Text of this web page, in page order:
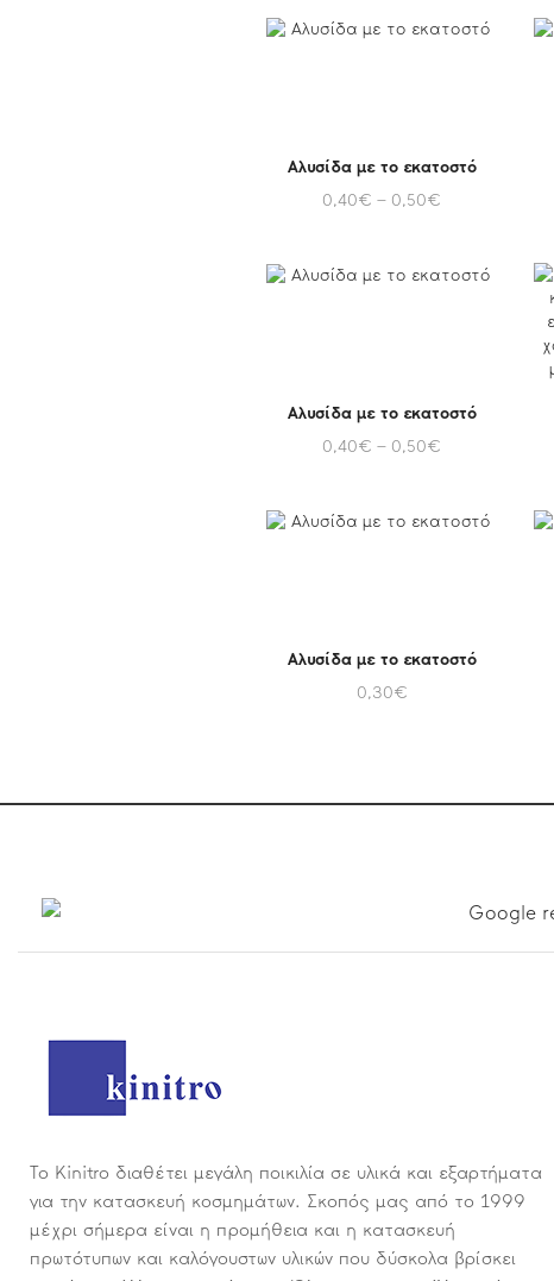
Αλυσίδα με το εκατοστό
0,40€ – 0,50€
Αλυσίδα με το εκατοστό
0,40€ – 0,50€
Αλυσίδα με το εκατοστό
0,30€
Το Kinitro διαθέτει μεγάλη ποικιλία σε υλικά και εξαρτήματα
για την κατασκευή κοσμημάτων. Σκοπός μας από το 1999
μέχρι σήμερα είναι η προμήθεια και η κατασκευή
πρωτότυπων και καλόγουστων υλικών που δύσκολα βρίσκει